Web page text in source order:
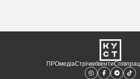
Детальніше
ПРОмедіаСтрічки Івенти